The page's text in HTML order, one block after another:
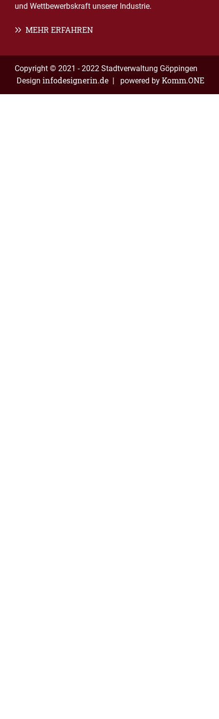
und Wettbewerbskraft unserer Industrie.
MEHR ERFAHREN
Copyright © 2021 - 2022 Stadtverwaltung Göppingen
Design infodesignerin.de | powered by Komm.ONE